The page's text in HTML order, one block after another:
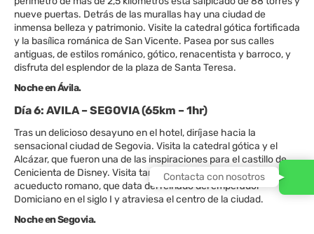
nueve puertas. Detrás de las murallas hay una ciudad de
inmensa belleza y patrimonio. Visite la catedral gótica fortificada
y la basílica románica de San Vicente. Pasea por sus calles
antiguas, de estilos románico, gótico, renacentista y barroco, y
disfruta del esplendor de la plaza de Santa Teresa.
Noche en Ávila.
Día 6: AVILA – SEGOVIA (65km – 1hr)
Tras un delicioso desayuno en el hotel, diríjase hacia la
sensacional ciudad de Segovia. Visita la catedral gótica y el
Alcázar, que fueron una de las inspiraciones para el castillo de
Cenicienta de Disney. Visita también el impresionante
acueducto romano, que data del reinado del emperador
Domiciano en el siglo I y atraviesa el centro de la ciudad.
Noche en Segovia.
Contacta con nosotros